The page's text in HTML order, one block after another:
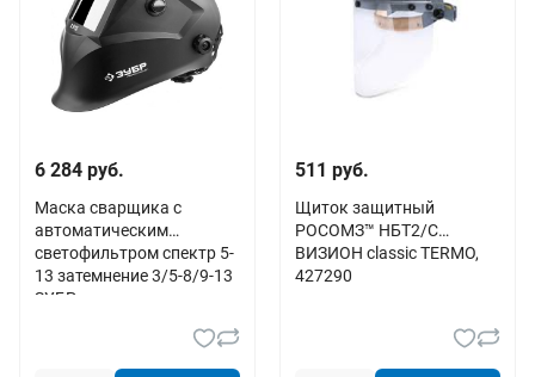
6 284 руб.
Маска сварщика с
автоматическим
светофильтром спектр 5-
13 затемнение 3/5-8/9-13
ЗУБР
511 руб.
Щиток защитный
РОСОМЗ™ НБТ2/С
ВИЗИОН classic TERMO,
427290